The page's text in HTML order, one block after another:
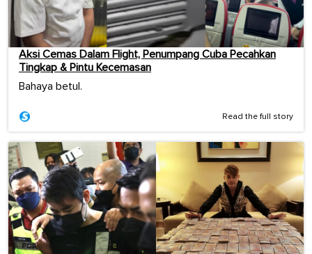
Aksi Cemas Dalam Flight, Penumpang Cuba Pecahkan
Tingkap & Pintu Kecemasan
Bahaya betul.
Read the full story